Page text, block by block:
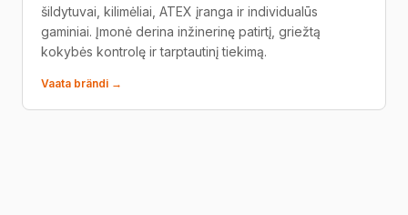
šildytuvai, kilimėliai, ATEX įranga ir individualūs
gaminiai. Įmonė derina inžinerinę patirtį, griežtą
kokybės kontrolę ir tarptautinį tiekimą.
Vaata brändi →